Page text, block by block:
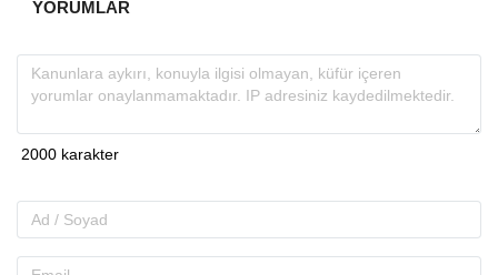
YORUMLAR